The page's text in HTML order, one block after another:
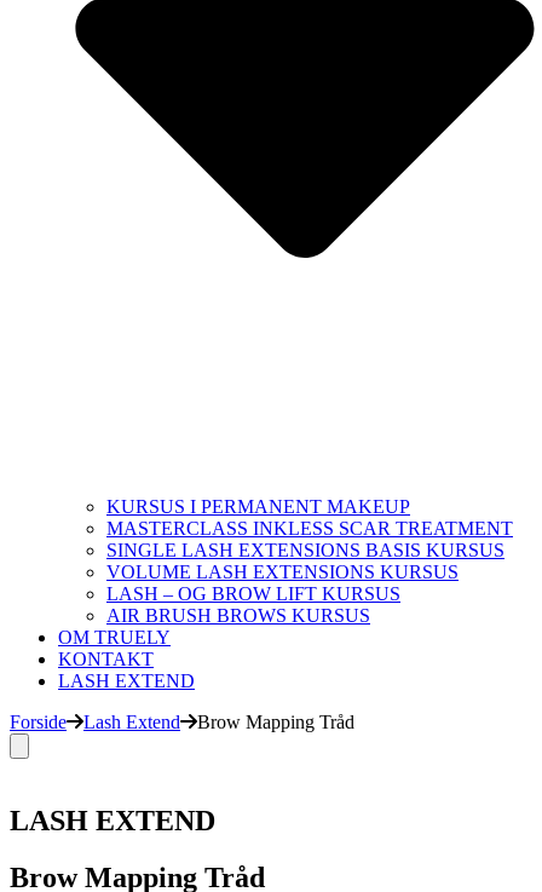
KURSUS I PERMANENT MAKEUP
MASTERCLASS INKLESS SCAR TREATMENT
SINGLE LASH EXTENSIONS BASIS KURSUS
VOLUME LASH EXTENSIONS KURSUS
LASH – OG BROW LIFT KURSUS
AIR BRUSH BROWS KURSUS
OM TRUELY
KONTAKT
LASH EXTEND
Forside
Lash Extend Brow Mapping Tråd
LASH EXTEND
Brow Mapping Tråd